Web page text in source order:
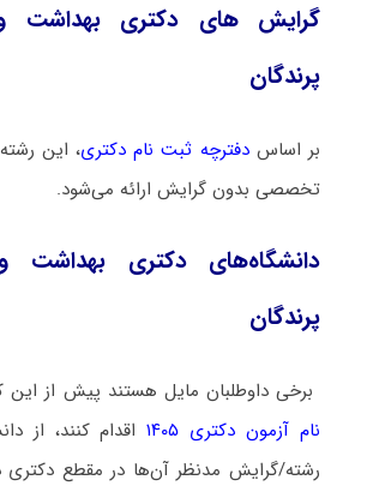
گرایش های دکتری ﺑﻬﺪاﺷﺖ و
ﭘﺮﻧﺪﮔﺎن
بر اساسدفترچه ثبت نام دکتری، این
تخصصی بدون گرایش ارائه می‌شود.
دانشگاه‌های دکتری ﺑﻬﺪاﺷﺖ
ﭘﺮﻧﺪﮔﺎن
برخی داوطلبان مایل هستند پیش از
نام آزمون دکتری ۱۴۰۵
اقدام کنند، از
رشته/گرایش مدنظر آن‌ها در مقطع دکتری